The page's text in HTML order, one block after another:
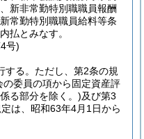
新非常勤特別職職員報酬
常勤特別職職員給料等条
払とみなす。
号)
る。 ただし、第2条の規
委員の項から固定資産評
る部分を除く。)及び第3
は、昭和63年4月1日から